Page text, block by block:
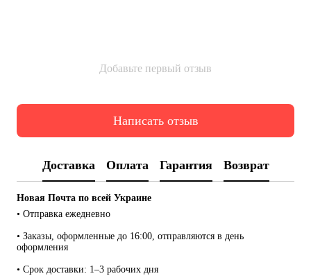
Добавьте первый отзыв
Написать отзыв
Доставка Оплата Гарантия Возврат
Новая Почта по всей Украине
• Отправка ежедневно
• Заказы, оформленные до 16:00, отправляются в день
оформления
• Срок доставки: 1–3 рабочих дня